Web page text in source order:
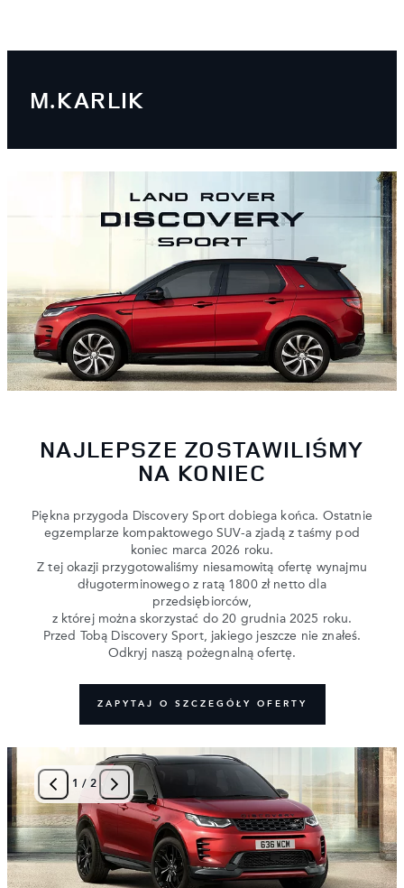
M.KARLIK
NAJLEPSZE ZOSTAWILIŚMY
NA KONIEC
Piękna przygoda Discovery Sport dobiega końca. Ostatnie
egzemplarze kompaktowego SUV-a zjadą z taśmy pod
koniec marca 2026 roku.
Z tej okazji przygotowaliśmy niesamowitą ofertę wynajmu
długoterminowego z ratą 1800 zł netto dla
przedsiębiorców,
z której można skorzystać do 20 grudnia 2025 roku.
Przed Tobą Discovery Sport, jakiego jeszcze nie znałeś.
Odkryj naszą pożegnalną ofertę.
ZAPYTAJ O SZCZEGÓŁY OFERTY
1 / 2